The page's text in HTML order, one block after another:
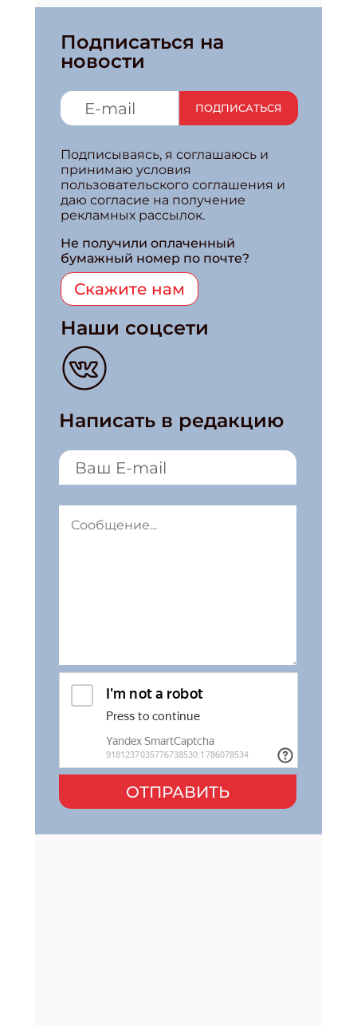
Подписаться на
новости
ПОДПИСАТЬСЯ
Подписываясь, я соглашаюсь и
принимаю условия
пользовательского соглашения и
даю согласие на получение
рекламных рассылок.
Не получили оплаченный
бумажный номер по почте?
Скажите нам
Наши соцсети
Написать в редакцию
ОТПРАВИТЬ